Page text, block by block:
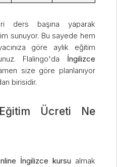
ders başına yaparak
sunuyor. Bu sayede hem
göre aylık eğitim
Flalingo'da İngilizce
size göre planlanıyor
birisidir.
Ücreti Ne
İngilizce kursu almak